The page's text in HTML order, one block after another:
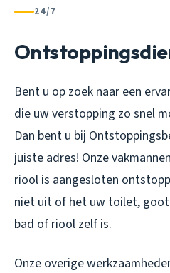
24/7
Bent u op zoek naar een
die uw verstopping zo snel
Dan bent u bij
juiste adres! Onze
riool is aangesloten
niet uit of het uw toilet,
bad of riool zelf is.
Onze overige